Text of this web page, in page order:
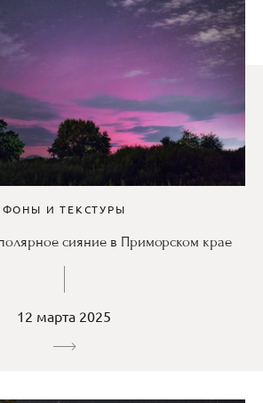
ФОНЫ И ТЕКСТУРЫ
сияние в Приморском крае
12 марта 2025